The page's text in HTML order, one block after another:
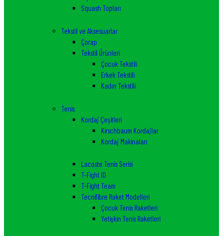
Squash Topları
Tekstil ve Aksesuarlar
Çorap
Tekstil Ürünleri
Çocuk Tekstili
Erkek Tekstili
Kadın Tekstili
Tenis
Kordaj Çeşitleri
Kirschbaum Kordajlar
Kordaj Makinaları
Lacoste Tenis Serisi
T-Fight ID
T-Fight Team
Tecnifibre Raket Modelleri
Çocuk Tenis Raketleri
Yetişkin Tenis Raketleri